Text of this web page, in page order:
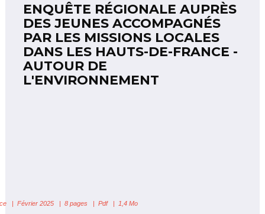
ENQUÊTE RÉGIONALE AUPRÈS
DES JEUNES ACCOMPAGNÉS
PAR LES MISSIONS LOCALES
DANS LES HAUTS-DE-FRANCE -
AUTOUR DE
L'ENVIRONNEMENT
| Février 2025 | 8 pages | Pdf | 1,4 Mo